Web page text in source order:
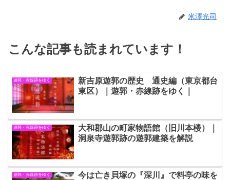
米澤光司
こんな記事も読まれています！
遊郭・赤線跡をゆく
新吉原遊郭の歴史 通史編（東京都台
東区）｜遊郭・赤線跡をゆく｜
遊郭・赤線跡をゆく
大和郡山の町家物語館（旧川本楼）｜
洞泉寺遊郭跡の遊郭建築を解説
遊郭・赤線跡をゆく
今は亡き貝塚の『深川』で料亭の味を